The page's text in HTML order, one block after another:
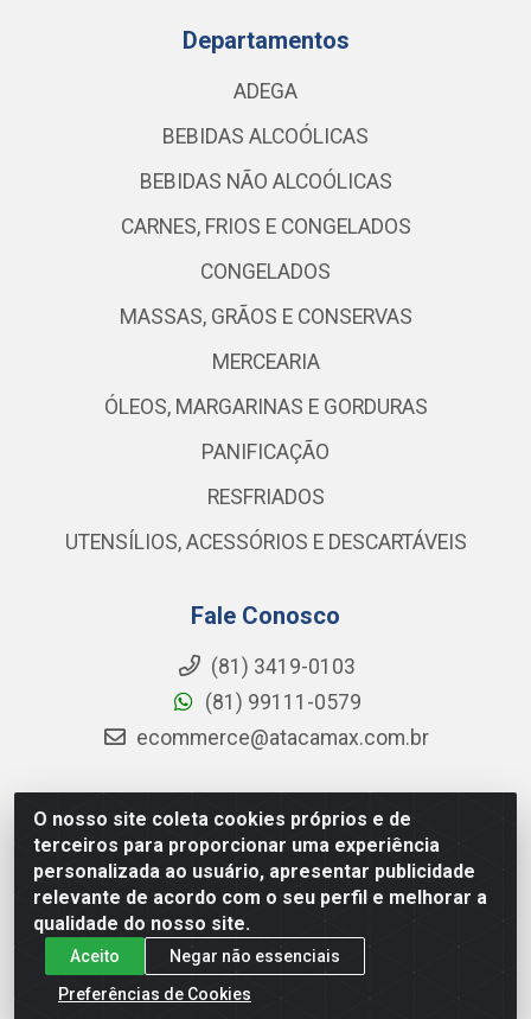
O nosso site coleta cookies próprios e de
terceiros para proporcionar uma experiência
personalizada ao usuário, apresentar publicidade
relevante de acordo com o seu perfil e melhorar a
qualidade do nosso site.
Aceito
Negar não essenciais
Preferências de Cookies
Departamentos
ADEGA
BEBIDAS ALCOÓLICAS
BEBIDAS NÃO ALCOÓLICAS
CARNES, FRIOS E CONGELADOS
CONGELADOS
MASSAS, GRÃOS E CONSERVAS
MERCEARIA
ÓLEOS, MARGARINAS E GORDURAS
PANIFICAÇÃO
RESFRIADOS
UTENSÍLIOS, ACESSÓRIOS E DESCARTÁVEIS
Fale Conosco
(81) 3419-0103
(81) 99111-0579
ecommerce@atacamax.com.br
Atacamax Importadora de Alimentos LTDA - RODOVIA BR-
101 - SUL, KM 79,60 GP E GALPAO:D - Muribeca, Jaboatão dos
Guararapes - PE, 54355-010 - CNPJ 08.305.623/0001-84